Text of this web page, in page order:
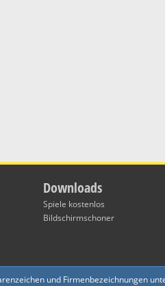
Downloads
Spiele kostenlos
Bildschirmschoner
und Firmenbezeichnungen